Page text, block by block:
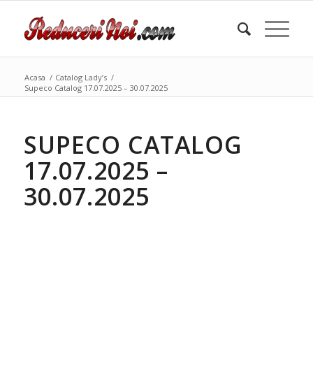
Acasa / Catalog Lady’s /
Supeco Catalog 17.07.2025 – 30.07.2025
SUPECO CATALOG
17.07.2025 –
30.07.2025